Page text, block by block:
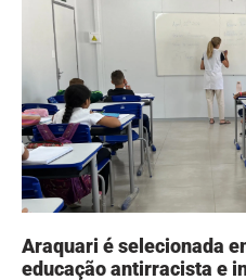
Araquari é selecionada
educação antirracista e